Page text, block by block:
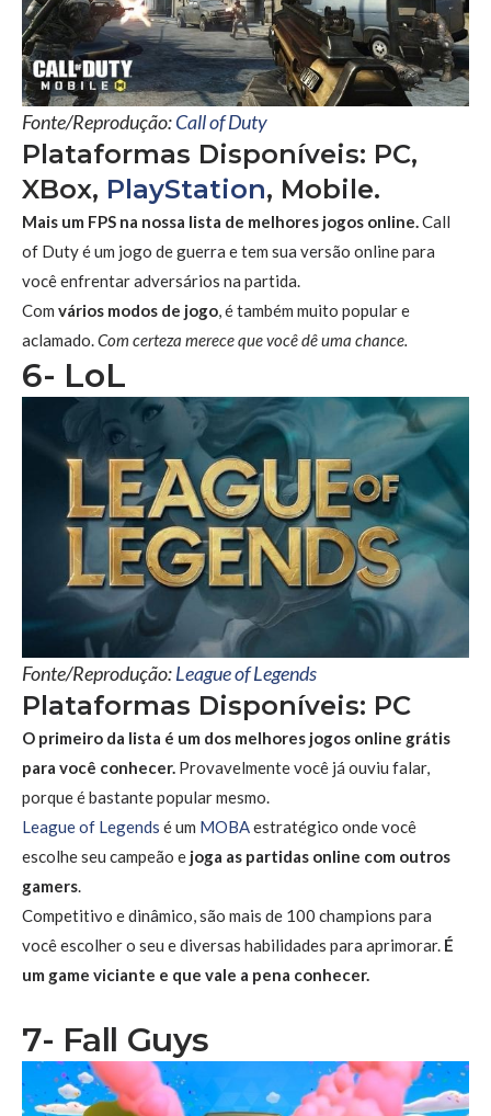
Fonte/Reprodução:Call of Duty
Plataformas Disponíveis: PC,
XBox, PlayStation, Mobile.
Mais um FPS na nossa lista de melhores jogos online.Call
of Duty é um jogo de guerra e tem sua versão online para
você enfrentar adversários na partida.
Com vários modos de jogo, é também muito popular e
aclamado.Com certeza merece que você dê uma chance.
6- LoL
Fonte/Reprodução:League of Legends
Plataformas Disponíveis: PC
O primeiro da lista é um dos melhores jogos online grátis
para você conhecer. Provavelmente você já ouviu falar,
porque é bastante popular mesmo.
League of Legends é um MOBAestratégico onde você
escolhe seu campeão e joga as partidas online com outros
gamers.
Competitivo e dinâmico, são mais de 100 champions para
você escolher o seu e diversas habilidades para aprimorar. É
um game viciante e que vale a pena conhecer.
7- Fall Guys